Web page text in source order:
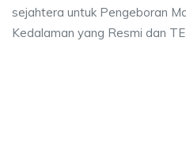
sejahtera untuk Pengeboran
Kedalaman yang Resmi dan